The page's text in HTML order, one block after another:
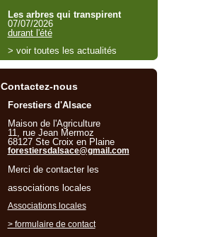
Les arbres qui transpirent
07/07/2026
durant l'été
> voir toutes les actualités
Contactez-nous
Forestiers d'Alsace
Maison de l'Agriculture
11, rue Jean Mermoz
68127 Ste Croix en Plaine
forestiersdalsace@gmail.com
Merci de contacter les
associations locales
Associations locales
> formulaire de contact